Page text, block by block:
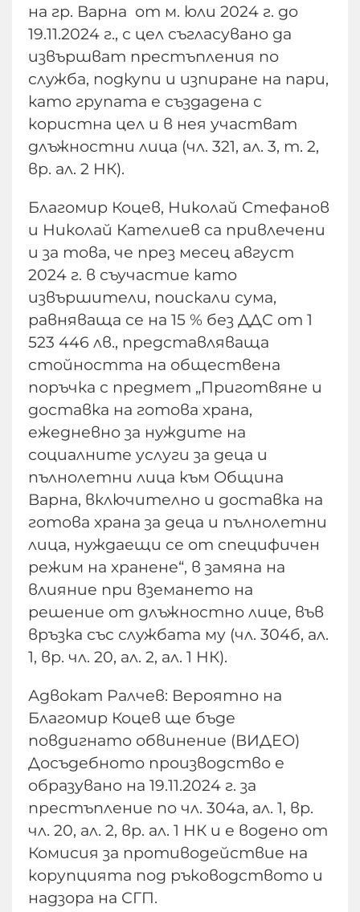
на гр. Варна от м. юли 2024 г. до
19.11.2024 г., с цел съгласувано да
извършват престъпления по
служба, подкупи и изпиране на пари,
като групата е създадена с
користна цел и в нея участват
длъжностни лица (чл. 321, ал. 3, т. 2,
вр. ал. 2 НК).
Благомир Коцев, Николай Стефанов
и Николай Кателиев са привлечени
и за това, че през месец август
2024 г. в съучастие като
извършители, поискали сума,
равняваща се на 15 % без ДДС от 1
523 446 лв., представляваща
стойността на обществена
поръчка с предмет „Приготвяне и
доставка на готова храна,
ежедневно за нуждите на
социалните услуги за деца и
пълнолетни лица към Община
Варна, включително и доставка на
готова храна за деца и пълнолетни
лица, нуждаещи се от специфичен
режим на хранене“, в замяна на
влияние при вземането на
решение от длъжностно лице, във
връзка със службата му (чл. 304б, ал.
1, вр. чл. 20, ал. 2, ал. 1 НК).
Адвокат Ралчев: Вероятно на
Благомир Коцев ще бъде
повдигнато обвинение (ВИДЕО)
Досъдебното производство е
образувано на 19.11.2024 г. за
престъпление по чл. 304а, ал. 1, вр.
чл. 20, ал. 2, вр. ал. 1 НК и е водено от
Комисия за противодействие на
корупцията под ръководството и
надзора на СГП.